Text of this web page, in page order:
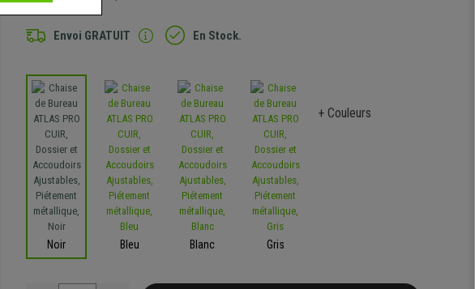
Envoi GRATUIT En Stock.
Noir Bleu Blanc Gris
+ Couleurs